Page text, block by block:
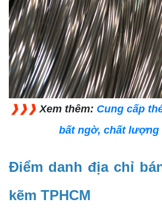
❱❱❱ Xem thêm: Cung cấp
bất ngờ, chất lượng
Điểm danh địa chỉ
kẽm TPHCM